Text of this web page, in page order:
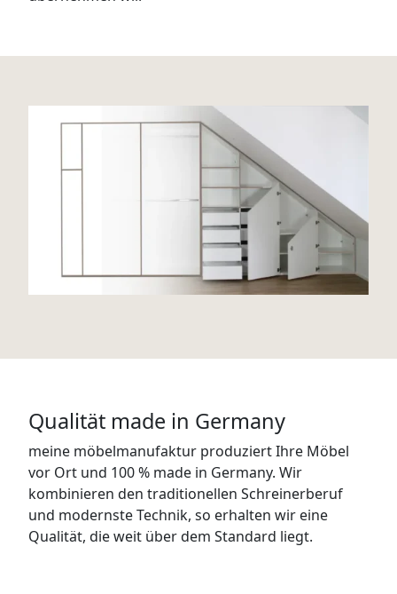
Qualität made in Germany
meine möbelmanufaktur produziert Ihre Möbel
vor Ort und 100 % made in Germany. Wir
kombinieren den traditionellen Schreinerberuf
und modernste Technik, so erhalten wir eine
Qualität, die weit über dem Standard liegt.